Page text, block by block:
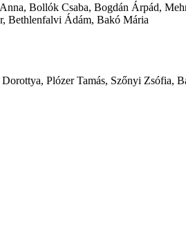
Bollók Csaba, Bogdán Árpád,
Bethlenfalvi Ádám, Bakó Mária
Plózer Tamás, Szőnyi Zsófia,